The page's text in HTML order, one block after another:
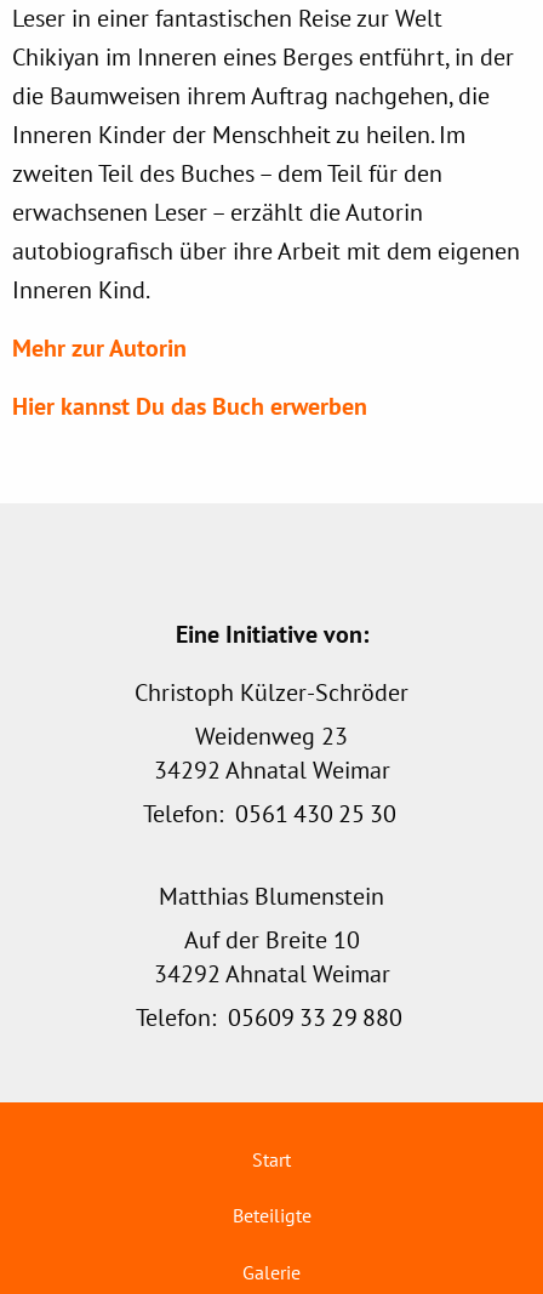
Leser in einer fantastischen Reise zur Welt
Chikiyan im Inneren eines Berges entführt, in der
die Baumweisen ihrem Auftrag nachgehen, die
Inneren Kinder der Menschheit zu heilen. Im
zweiten Teil des Buches – dem Teil für den
erwachsenen Leser – erzählt die Autorin
autobiografisch über ihre Arbeit mit dem eigenen
Inneren Kind.
Mehr zur Autorin
Hier kannst Du das Buch erwerben
Eine Initiative von:
Christoph Külzer-Schröder
Weidenweg 23
34292 Ahnatal Weimar
Telefon: 0561430 25 30
Matthias Blumenstein
Auf der Breite 10
34292 Ahnatal Weimar
Telefon: 05609 33 29 880
Start
Beteiligte
Galerie